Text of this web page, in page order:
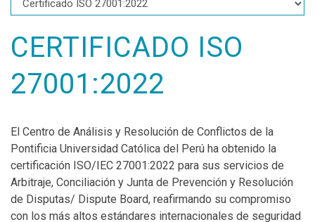
CERTIFICADO ISO
27001:2022
El Centro de Análisis y Resolución de Conflictos de la
Pontificia Universidad Católica del Perú ha obtenido la
certificación ISO/IEC 27001:2022 para sus servicios de
Arbitraje, Conciliación y Junta de Prevención y Resolución
de Disputas/ Dispute Board, reafirmando su compromiso
con los más altos estándares internacionales de seguridad